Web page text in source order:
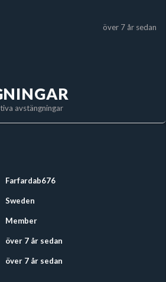
över 7 år sedan
avstängningar
Farfardab676
Sweden
Member
över 7 år sedan
över 7 år sedan